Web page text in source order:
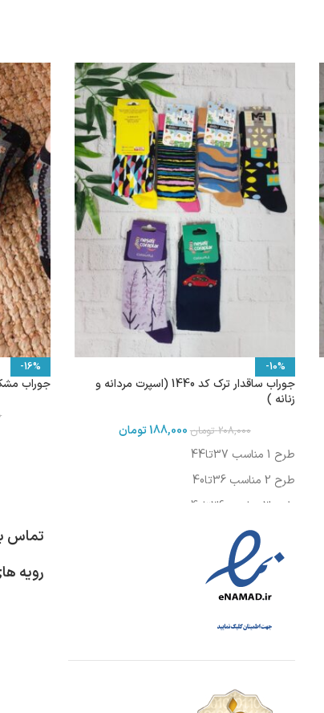
-10%
جوراب ساقدار ترک کد 1440 (اسپرت مردانه و
زنانه )
208,000 تومان 188,000تومان
طرح 1 مناسب 37تا44
طرح 2 مناسب 36تا40
طرح 3 مناسب 36تا40
طرح 6 مناسب 37تا44
-16%
جوراب
تماس
رویه